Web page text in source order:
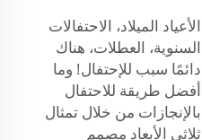
الأعياد الميلاد، الاحتفالات
السنوية، العطلات، هناك
دائمًا سبب للإحتفال! وما
أفضل طريقة للاحتفال
بالإنجازات من خلال تمثال
ثلاثي الأبعاد مصمم